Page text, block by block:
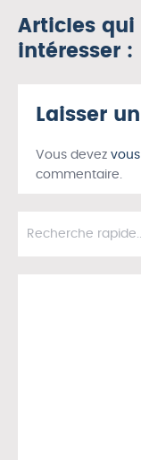
Articles qui
intéresser :
Laisser
Vous devez
commentaire.